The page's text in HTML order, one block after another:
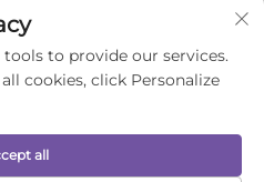
спроса г. Иу Co.,
to provide our services.
cookies, click Personalize
all